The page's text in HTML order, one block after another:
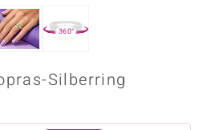
360°
Silberring